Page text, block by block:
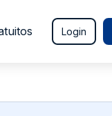
Login